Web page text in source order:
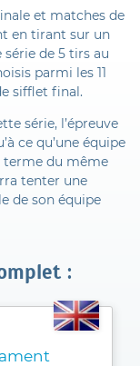
et matches de
en tirant sur un
série de 5 tirs au
parmi les 11
sifflet final.
série, l’épreuve
ce qu’une équipe
terme du même
tenter une
de son équipe
: